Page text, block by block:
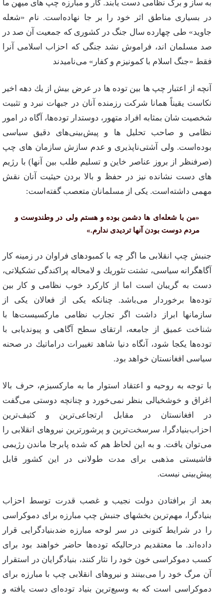
به‌ ساز و برگ‌ نظامی‌ دست‌ یابند. كار و مبارزه‌ چپ‌ های‌ میهن‌ ما
در بسیاری‌ مناطق‌ اثر خود را بر جا نهاده‌است‌. نام‌ «شعله‌
جاوید» طی‌ چهارده‌ سال‌ جنگ‌ در كشوری‌ كه‌ جمعیت‌ آن‌ صد در
صد مسلمان‌ اند، فراموش‌ نشد جنگی‌ كه‌ احزاب‌ اسلامی‌ آنرا
فقط‌ «جنگ‌ اسلام‌ با كمونیزم‌ و كفار» می‌نامیدند
آنچه‌ از اعتبار چپ‌ ها بین‌ توده‌ ها در عرض‌ بیش‌ از یك‌ دهه‌ اخیر
نكاست‌ یقیناً همانا شركت‌ رزمنده‌ آنان‌ در جبهات‌ نبرد و تثبیت‌
شخصیت‌ شان‌ بمثابه‌ افراد متهور، دوستدار توده‌ها، آگاه‌ در امور
نظامی‌ و صاحب‌ تحلیل‌ ها و پیش‌بینی‌های‌ دقیق‌ سیاسی‌
بوده‌است‌. ولی‌ آشتی‌ناپذیری‌ و عدم‌ سازش‌ سازمان‌ های‌ چپ‌
(صرفنظر از بروز عناصر خاین‌ و تسلیم‌ طلب‌ بین‌ آنها) با رژیم‌
های‌ دست‌ نشانده‌ نیز در حفظ‌ و بالا بردن‌ حیثیت‌ آنان‌ نقش‌
مهمی‌ داشته‌است‌. یكی‌ از مسلمانان‌ متعصب‌ گفته‌است‌:
«من‌ با شعله‌ای‌ ها دشمن‌ بوده‌ و هستم‌ ولی‌ در وطندوست‌ و
مردم‌ دوست‌ بودن‌ آنها تردیدی‌ ندارم‌.»
جنبش‌ چپ‌ انقلابی‌ ما اگر چه‌ با كمبودهای‌ فراوان‌ در زمینه‌ كار
آگاهگرانه‌ سیاسی‌، تشتت‌ تئوریك‌ و لامحاله‌ پراكندگی‌ تشكیلاتی‌،
دست‌ به‌ گریبان‌ است‌ اما از کارکرد خوب‌ نظامی‌ و كار بین‌
توده‌ها برخوردار می‌باشد. چنانكه‌ یكی‌ از فعالان‌ یكی‌ از
سازمانها ابراز داشت‌ اگر تجارب نظامی‌ ماركسیست‌ها با
شناخت‌ عمیق‌ از جامعه‌، ارتقای‌ سطح‌ آگاهی‌ و پیوندیابی‌ با
توده‌ها یكجا شود، آنگاه‌ دنیا شاهد تغییرات‌ دراماتیك‌ در صحنه‌
سیاسی‌ افغانستان‌ خواهد بود.
با توجه‌ به‌ روحیه‌ و اعتقاد استوار ما به‌ ماركسیزم‌، حرف‌ بالا
اغراق‌ و خوشخیالی‌ بنظر نمی‌خورد و چنانچه‌ دوستی‌ می‌گفت‌
در افغانستان‌ در مقابل‌ ارتجاعی‌‌ترین‌ و كثیف‌ترین‌
احزاب‌بنیادگرا، سرسخت‌ترین‌ و پرشورترین‌ نیروهای‌ انقلابی‌ را
می‌توان‌ یافت‌. و به‌ این‌ لحاظ‌ هم‌ كه‌ شده‌ پابرجا ماندن‌ رژیمی‌
فاشیستی‌ مذهبی‌ برای‌ مدت‌ طولانی‌ در این‌ كشور قابل‌
پیش‌بینی‌ نیست‌.
بعد از برافتادن‌ دولت‌ نجیب‌ و غصب‌ قدرت‌ توسط‌ احزاب‌
بنیادگرا، مهم‌ترین‌ بخشهای‌ جنبش‌ چپ‌ مبارزه‌ برای‌ دموكراسی‌
را در شرایط‌ كنونی‌ در سر لوحه‌ مبارزه‌ ضدبنیادگرایی‌ قرار
داده‌اند. ما معتقدیم‌ درحالیكه‌ توده‌ها حاضر خواهند بود برای‌
كسب‌ دموكراسی‌ خون‌ خود را نثار كنند، بنیادگرایان‌ در استقرار
آن‌ مرگ‌ خود را می‌بینند و نیروهای‌ انقلابی‌ چپ‌ با مبارزه‌ برای‌
دموكراسی‌ است‌ كه‌ به‌ وسیع‌ترین‌ بنیاد توده‌ای‌ دست‌ یافته‌ و